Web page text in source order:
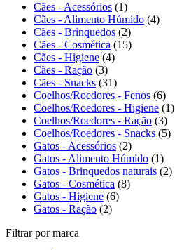
Cães - Acessórios (1)
Cães - Alimento Húmido (4)
Cães - Brinquedos (2)
Cães - Cosmética (15)
Cães - Higiene (4)
Cães - Ração (3)
Cães - Snacks (31)
Coelhos/Roedores - Fenos (6)
Coelhos/Roedores - Higiene (1)
Coelhos/Roedores - Ração (3)
Coelhos/Roedores - Snacks (5)
Gatos - Acessórios (2)
Gatos - Alimento Húmido (1)
Gatos - Brinquedos naturais (2)
Gatos - Cosmética (8)
Gatos - Higiene (6)
Gatos - Ração (2)
Filtrar por marca